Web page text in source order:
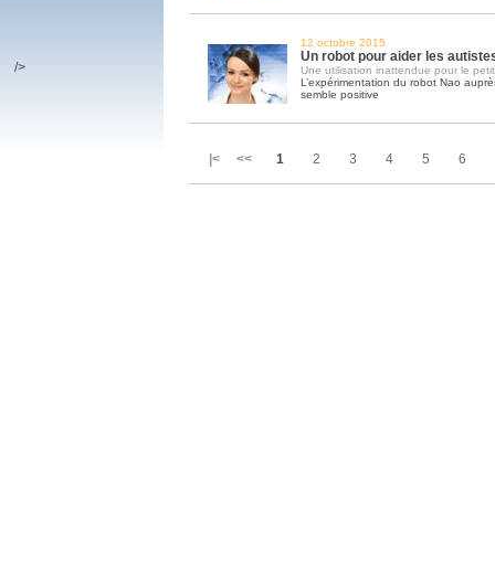
12 octobre 2015
Un robot pour aider les
Une utilisation inattendue pour le
L’expérimentation du robot Nao
semble positive
|< << 1 2 3 4 5 6
/>